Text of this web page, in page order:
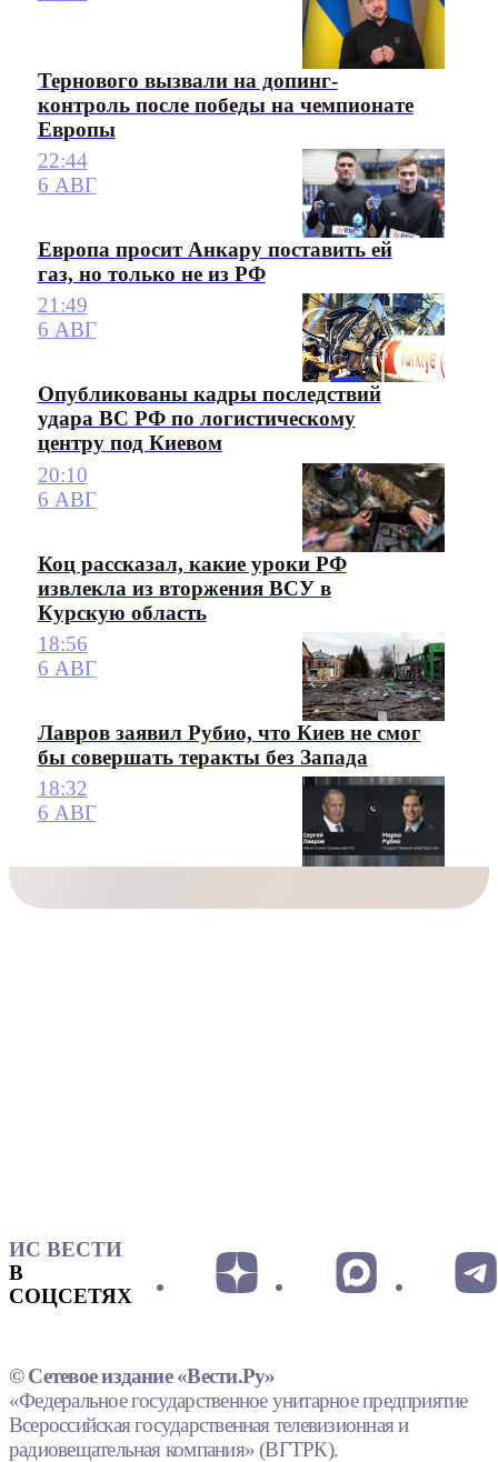
Тернового вызвали на допинг-
контроль после победы на чемпионате
Европы
22:44
6 АВГ
Европа просит Анкару поставить ей
газ, но только не из РФ
21:49
6 АВГ
Опубликованы кадры последствий
удара ВС РФ по логистическому
центру под Киевом
20:10
6 АВГ
Коц рассказал, какие уроки РФ
извлекла из вторжения ВСУ в
Курскую область
18:56
6 АВГ
Лавров заявил Рубио, что Киев не смог
бы совершать теракты без Запада
18:32
6 АВГ
ИС ВЕСТИ
В
СОЦСЕТЯХ
© Сетевое издание «Вести.Ру»
«Федеральное государственное унитарное предприятие
Всероссийская государственная телевизионная и
радиовещательная компания» (ВГТРК).